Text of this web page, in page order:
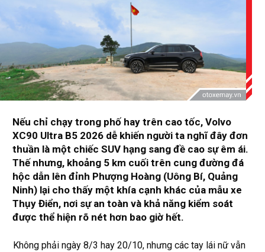
Nếu chỉ chạy trong phố hay trên cao tốc, Volvo
XC90 Ultra B5 2026 dễ khiến người ta nghĩ đây đơn
thuần là một chiếc SUV hạng sang đề cao sự êm ái.
Thế nhưng, khoảng 5 km cuối trên cung đường đá
hộc dẫn lên đỉnh Phượng Hoàng (Uông Bí, Quảng
Ninh) lại cho thấy một khía cạnh khác của mẫu xe
Thụy Điển, nơi sự an toàn và khả năng kiểm soát
được thể hiện rõ nét hơn bao giờ hết.
Không phải ngày 8/3 hay 20/10, nhưng các tay lái nữ vẫn